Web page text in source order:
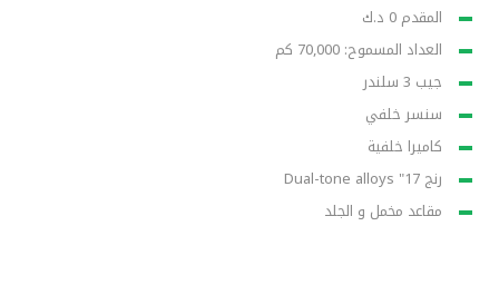
المقدم 0 د.ك
العداد المسموح: 70,000 كم
جيب 3 سلندر
سنسر خلفي
كاميرا خلفية
رنج 17" Dual-tone alloys
مقاعد مخمل و الجلد